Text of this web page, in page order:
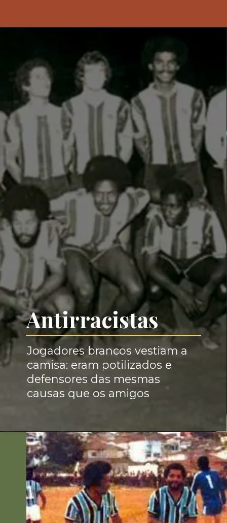
Jogadores brancos vestiam a
camisa: eram potilizados e
defensores das mesmas
causas que os amigos
Antirracistas